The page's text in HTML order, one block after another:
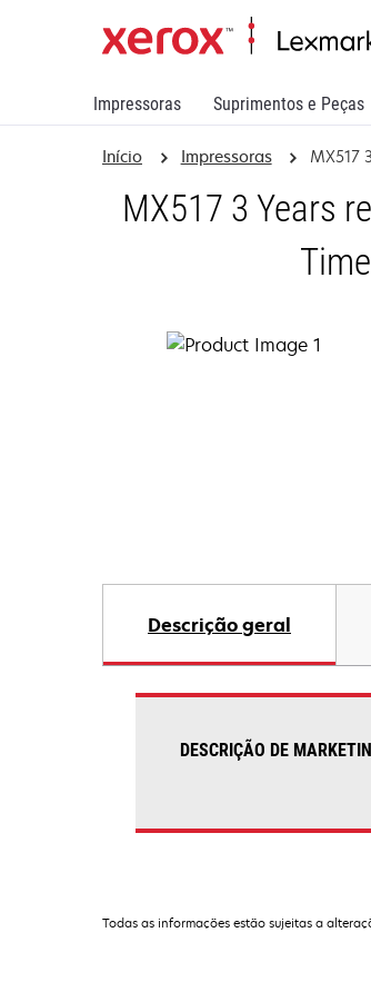
Impressoras Suprimentos e Peças
Início Impressoras MX517
MX517 3 Years
Descrição geral
DESCRIÇÃO DE
Todas as informações estão sujeitas a